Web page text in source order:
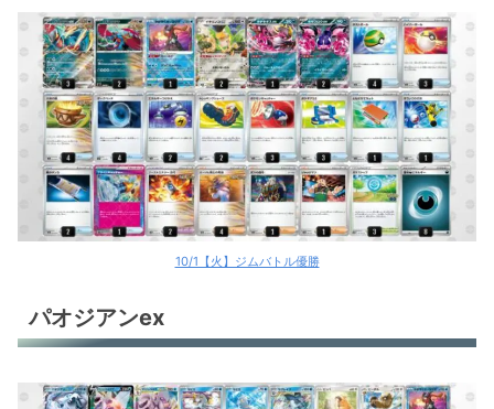
10/1【火】ジムバトル優勝
パオジアンex